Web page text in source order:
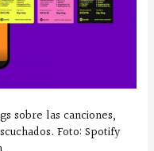
sobre las canciones,
Foto: Spotify